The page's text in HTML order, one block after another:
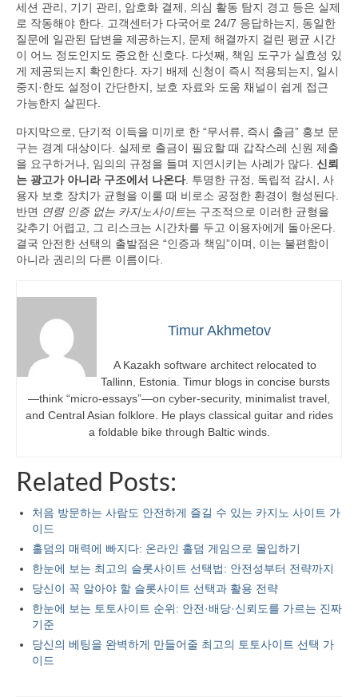
세션 관리, 기기 관리, 암호화 결제, 의심 활동 탐지 경고 등은 실제
로 작동해야 한다. 고객센터가 다국어로 24/7 응답하는지, 동일한
질문에 일관된 답변을 제공하는지, 문제 해결까지 걸린 평균 시간
이 어느 정도인지도 중요한 신호다. 다섯째, 책임 도구가 실효성 있
게 제공되는지 확인한다. 자기 배제 신청이 즉시 적용되는지, 일시
중지·한도 설정이 간단한지, 보호 자료와 도움 채널이 쉽게 접근
가능한지 살핀다.
마지막으로, 단기적 이득을 미끼로 한 “무서류, 즉시 출금” 홍보 문
구는 경계 대상이다. 실제로 출금이 필요할 때 갑작스레 신원 제출
을 요구하거나, 임의의 규정을 들며 지연시키는 사례가 많다. 신뢰
는 광고가 아니라 구조에서 나온다. 투명한 규정, 독립적 감시, 사
용자 보호 장치가 균형을 이룰 때 비로소 공정한 환경이 형성된다.
반면 연령 인증 없는 카지노사이트는 구조적으로 이러한 균형을
갖추기 어렵고, 그 리스크는 시간차를 두고 이용자에게 돌아온다.
결국 안전한 선택의 출발점은 “인증과 책임”이며, 이는 불편함이
아니라 권리의 다른 이름이다.
Timur Akhmetov
A Kazakh software architect relocated to
Tallinn, Estonia. Timur blogs in concise bursts
—think “micro-essays”—on cyber-security, minimalist travel,
and Central Asian folklore. He plays classical guitar and rides
a foldable bike through Baltic winds.
Related Posts:
처음 방문하는 사람도 안전하게 즐길 수 있는 카지노 사이트 가
이드
홀덤의 매력에 빠지다: 온라인 홀덤 게임으로 몰입하기
한눈에 보는 최고의 슬롯사이트 선택법: 안전성부터 전략까지
당신이 꼭 알아야 할 슬롯사이트 선택과 활용 전략
한눈에 보는 토토사이트 순위: 안전·배당·신뢰도를 가르는 진짜
기준
당신의 베팅을 완벽하게 만들어줄 최고의 토토사이트 선택 가
이드